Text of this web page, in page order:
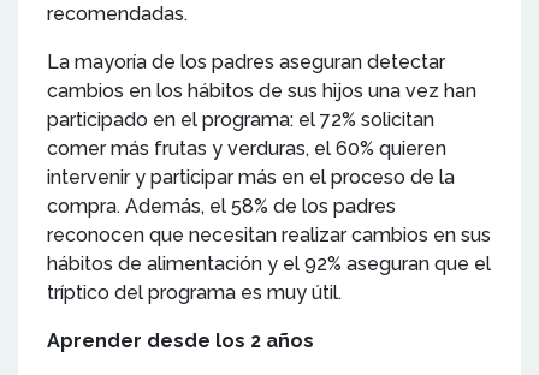
recomendadas.
La mayoría de los padres aseguran detectar
cambios en los hábitos de sus hijos una vez han
participado en el programa: el 72% solicitan
comer más frutas y verduras, el 60% quieren
intervenir y participar más en el proceso de la
compra. Además, el 58% de los padres
reconocen que necesitan realizar cambios en sus
hábitos de alimentación y el 92% aseguran que el
tríptico del programa es muy útil.
Aprender desde los 2 años